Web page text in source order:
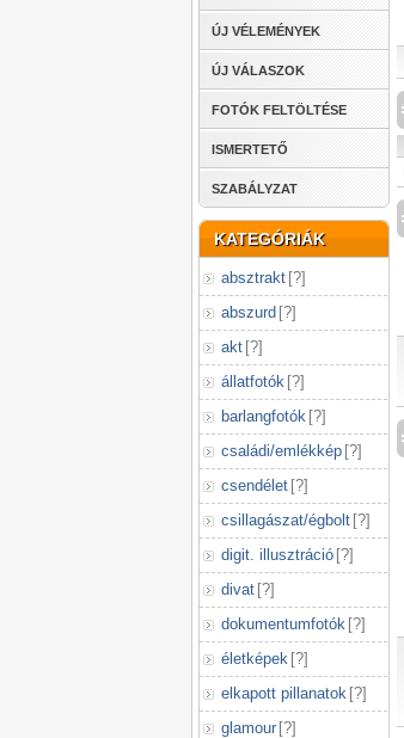
ÚJ VÉLEMÉNYEK
ÚJ VÁLASZOK
FOTÓK FELTÖLTÉSE
ISMERTETŐ
SZABÁLYZAT
KATEGÓRIÁK
absztrakt [?]
abszurd [?]
akt [?]
állatfotók [?]
barlangfotók [?]
családi/emlékkép [?]
csendélet [?]
csillagászat/égbolt [?]
digit. illusztráció [?]
divat [?]
dokumentumfotók [?]
életképek [?]
elkapott pillanatok [?]
glamour [?]